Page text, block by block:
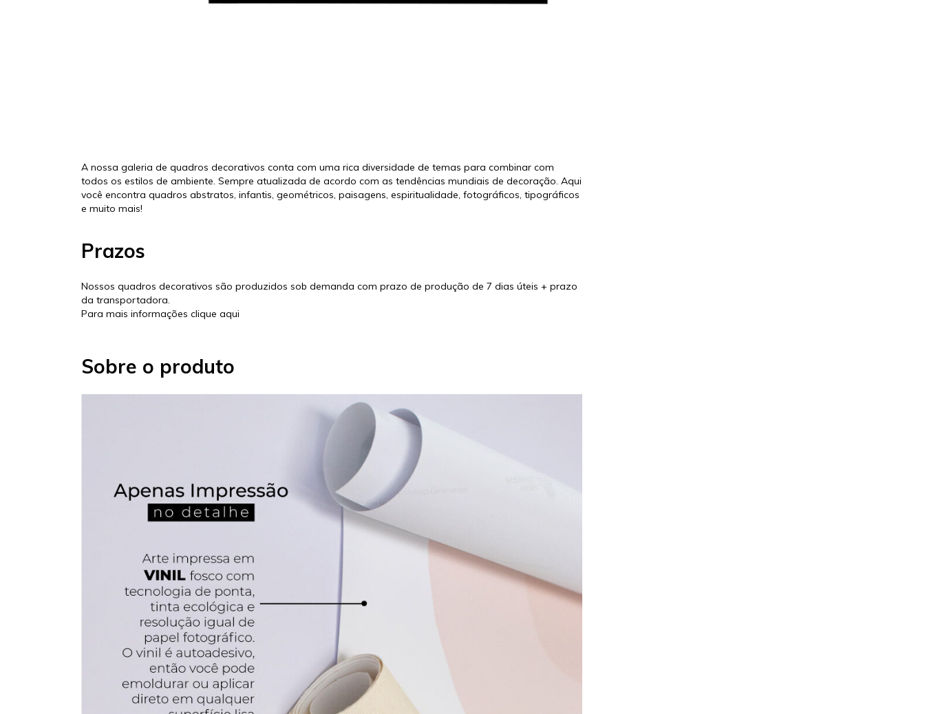
A nossa galeria de quadros decorativos conta com uma rica diversidade de temas para combinar com
todos os estilos de ambiente. Sempre atualizada de acordo com as tendências mundiais de decoração. Aqui
você encontra quadros abstratos, infantis, geométricos, paisagens, espiritualidade, fotográficos, tipográficos
e muito mais!
Prazos
Nossos quadros decorativos são produzidos sob demanda com prazo de produção de 7 dias úteis + prazo
da transportadora.
Para mais informações clique aqui
Sobre o produto